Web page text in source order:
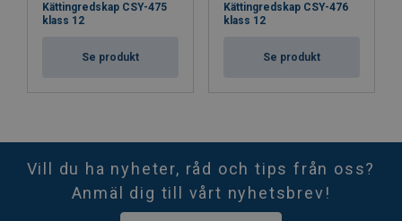
Kättingredskap CSY-475
klass 12
Se produkt
Kättingredskap CSY-476
klass 12
Se produkt
Vill du ha nyheter, råd och tips från oss?
Anmäl dig till vårt nyhetsbrev!